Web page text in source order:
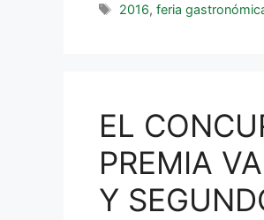
2016,feria
EL
PREMIA
Y